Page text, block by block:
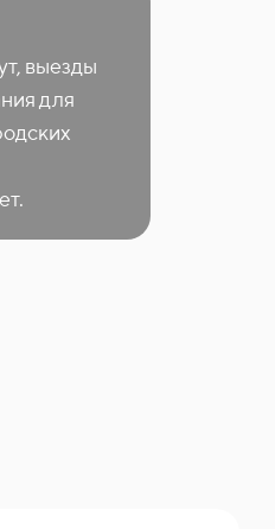
выезды
для